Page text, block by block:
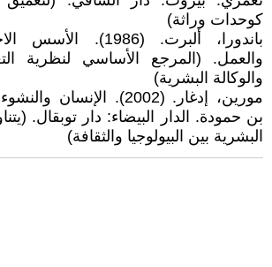
كوحدات وراثة)
باندورا، ألبرت. (1986).
والعمل. (المرجع الأساسي لنظرية
والوكالة البشرية)
مورين، إدغار. (2002).
بن حمودة. الدار البيضاء: دار توبقال.
البشرية بين البيولوجيا والثقافة)